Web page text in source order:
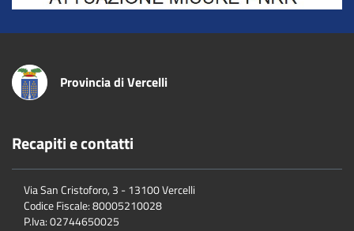
Provincia di Vercelli
Recapiti e contatti
Via San Cristoforo, 3 - 13100 Vercelli
Codice Fiscale:80005210028
P.Iva:02744650025